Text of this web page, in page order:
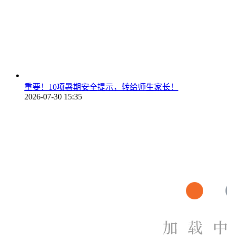
重要！10项暑期安全提示，转给师生家长！
2026-07-30 15:35